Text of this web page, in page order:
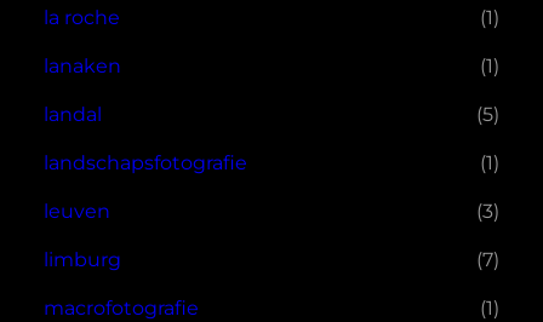
la roche (1)
lanaken (1)
landal (5)
landschapsfotografie (1)
leuven (3)
limburg (7)
macrofotografie (1)